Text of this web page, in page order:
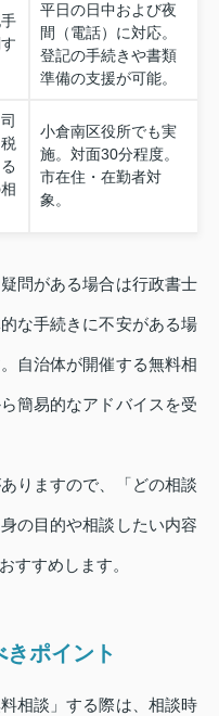
平日の日中および夜
間（電話）に対応。
登記の手続きや書類
準備の支援が可能。
小倉南区役所でも実
施。対面30分程度。
市在住・在勤者対
象。
問がある場合は行政書士
な手続きに不安がある場
自治体が開催する無料相
簡易的なアドバイスを受
りますので、「どの相談
の目的や相談したい内容
すすめします。
ポイント
相談」する際は、相談時